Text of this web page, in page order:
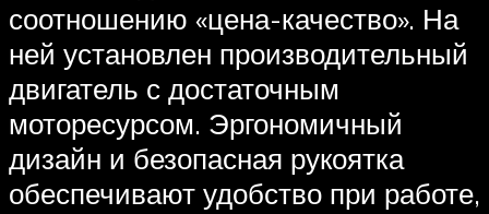
соотношению «цена-качество». На
ней установлен производительный
двигатель с достаточным
моторесурсом. Эргономичный
дизайн и безопасная рукоятка
обеспечивают удобство при работе,